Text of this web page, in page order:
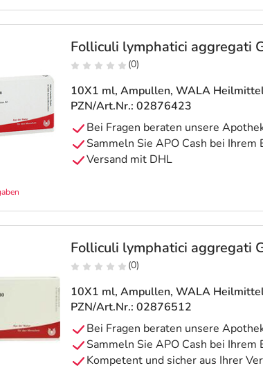
Folliculi lymphatici aggregati
(0)
10X1 ml, Ampullen, WALA
PZN/Art.Nr.: 02876423
Folliculi lymphatici aggregati
(0)
10X1 ml, Ampullen, WALA
PZN/Art.Nr.: 02876512